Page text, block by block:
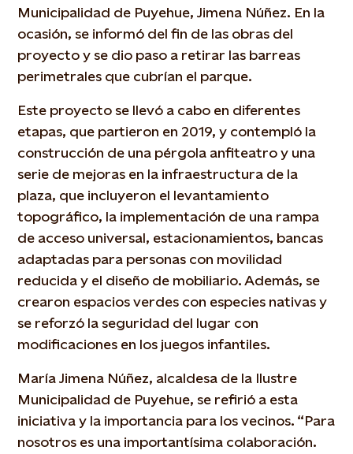
Municipalidad de Puyehue, Jimena Núñez. En la
ocasión, se informó del fin de las obras del
proyecto y se dio paso a retirar las barreas
perimetrales que cubrían el parque.
Este proyecto se llevó a cabo en diferentes
etapas, que partieron en 2019, y contempló la
construcción de una pérgola anfiteatro y una
serie de mejoras en la infraestructura de la
plaza, que incluyeron el levantamiento
topográfico, la implementación de una rampa
de acceso universal, estacionamientos, bancas
adaptadas para personas con movilidad
reducida y el diseño de mobiliario. Además, se
crearon espacios verdes con especies nativas y
se reforzó la seguridad del lugar con
modificaciones en los juegos infantiles.
María Jimena Núñez, alcaldesa de la Ilustre
Municipalidad de Puyehue, se refirió a esta
iniciativa y la importancia para los vecinos. “Para
nosotros es una importantísima colaboración.